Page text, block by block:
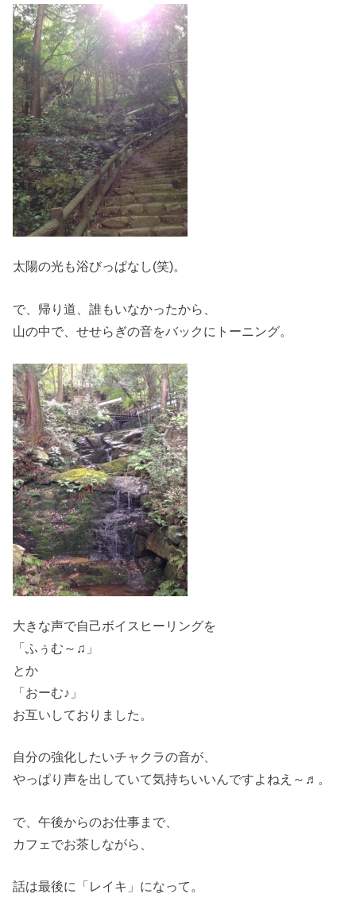
太陽の光も浴びっぱなし(笑)。
で、帰り道、誰もいなかったから、
山の中で、せせらぎの音をバックにトーニング。
大きな声で自己ボイスヒーリングを
「ふぅむ～♫」
とか
「おーむ♪」
お互いしておりました。
自分の強化したいチャクラの音が、
やっぱり声を出していて気持ちいいんですよねえ～♬。
で、午後からのお仕事まで、
カフェでお茶しながら、
話は最後に「レイキ」になって。